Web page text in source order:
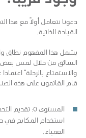
دعونا نتعامل أولاً مع هذا
القيادة الذاتية.
يشمل هذا المفهوم نطاق
السائق من خلال لمس بعض
والاستمتاع بالرحلة”
قام القائمون على هذه
المستوى 0:
استخدام المكابح في
العمياء.